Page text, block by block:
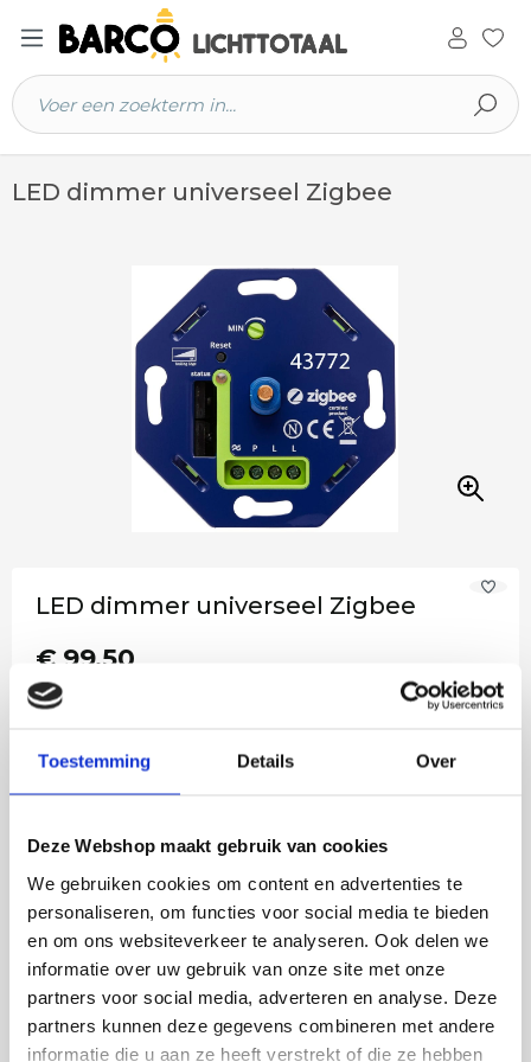
Toestemming Details Over
Deze Webshop maakt gebruik van cookies
We gebruiken cookies om content en advertenties te
personaliseren, om functies voor social media te bieden
en om ons websiteverkeer te analyseren. Ook delen we
informatie over uw gebruik van onze site met onze
partners voor social media, adverteren en analyse. Deze
partners kunnen deze gegevens combineren met andere
informatie die u aan ze heeft verstrekt of die ze hebben
hoofdinhoud
LED dimmer universeel Zigbee
LED dimmer universeel Zigbee
€ 99,50
Beschikbaar
Voor 14:00 besteld, vandaag verstuurd!
Gratis verzending in NL vanaf €50,-
4 jaar garantie op LED